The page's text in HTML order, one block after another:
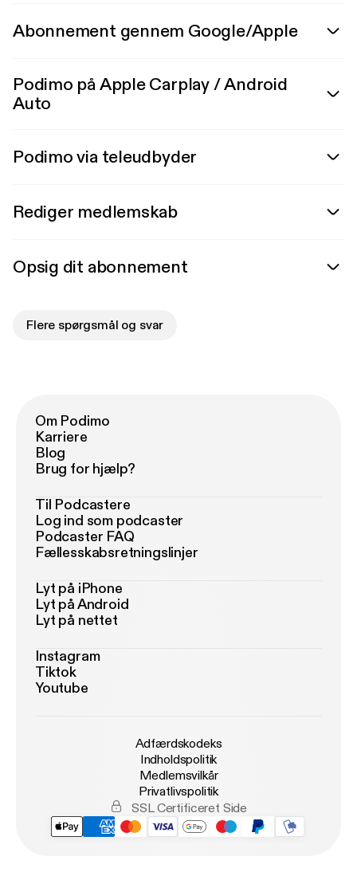
Abonnement gennem Google/Apple
Podimo på Apple Carplay / Android
Auto
Podimo via teleudbyder
Rediger medlemskab
Opsig dit abonnement
Flere spørgsmål og svar
Om Podimo
Karriere
Blog
Brug for hjælp?
Til Podcastere
Log ind som podcaster
Podcaster FAQ
Fællesskabsretningslinjer
Lyt på iPhone
Lyt på Android
Lyt på nettet
Instagram
Tiktok
Youtube
Adfærdskodeks
Indholdspolitik
Medlemsvilkår
Privatlivspolitik
SSL Certificeret Side